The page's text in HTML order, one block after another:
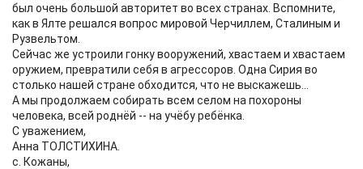
был очень большой авторитет во всех странах. Вспомните,
как в Ялте решался вопрос мировой Черчиллем, Сталиным и
Рузвельтом.
Сейчас же устроили гонку вооружений, хвастаем и хвастаем
оружием, превратили себя в агрессоров. Одна Сирия во
столько нашей стране обходится, что не выскажешь...
А мы продолжаем собирать всем селом на похороны
человека, всей роднёй -- на учёбу ребёнка.
С уважением,
Анна ТОЛСТИХИНА.
с. Кожаны,